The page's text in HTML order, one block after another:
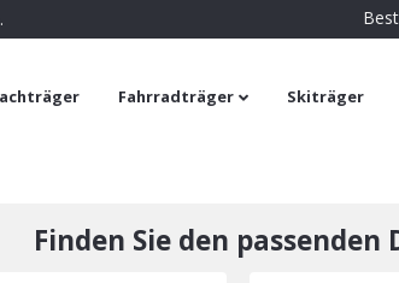
Fahrradträger Skiträger
Finden Sie den